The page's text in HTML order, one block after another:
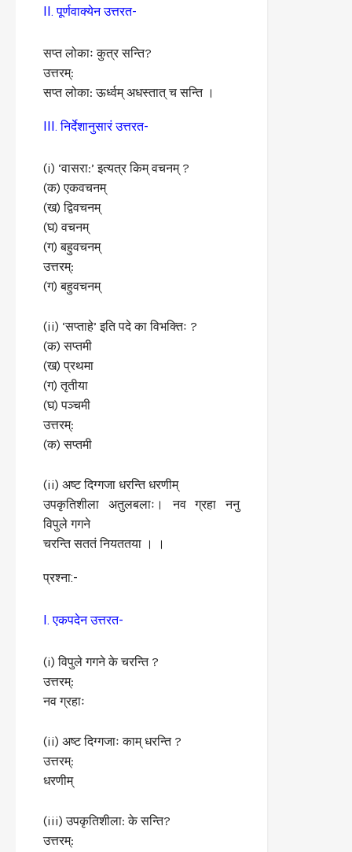
II. पूर्णवाक्येन उत्तरत-
सप्त लोकाः कुत्र सन्ति?
उत्तरम्:
सप्त लोका: ऊर्ध्वम् अधस्तात् च सन्ति ।
III. निर्देशानुसारं उत्तरत-
(i) ‘वासरा:’ इत्यत्र किम् वचनम् ?
(क) एकवचनम्
(ख) द्विवचनम्
(घ) वचनम्
(ग) बहुवचनम्
उत्तरम्:
(ग) बहुवचनम्
(ii) ‘सप्ताहे’ इति पदे का विभक्तिः ?
(क) सप्तमी
(ख) प्रथमा
(ग) तृतीया
(घ) पञ्चमी
उत्तरम्:
(क) सप्तमी
(ii) अष्ट दिग्गजा धरन्ति धरणीम्
उपकृतिशीला अतुलबलाः। नव ग्रहा ननु
विपुले गगने
चरन्ति सततं नियततया । ।
प्रश्ना:-
I. एकपदेन उत्तरत-
(i) विपुले गगने के चरन्ति ?
उत्तरम्:
नव ग्रहाः
(ii) अष्ट दिग्गजाः काम् धरन्ति ?
उत्तरम्:
धरणीम्
(iii) उपकृतिशीला: के सन्ति?
उत्तरम्: